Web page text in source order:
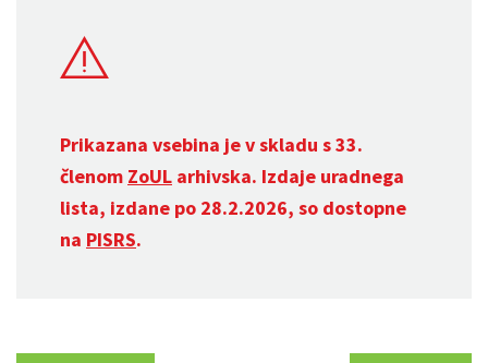
Prikazana vsebina je v skladu s 33.
členom ZoUL arhivska. Izdaje uradnega
lista, izdane po 28.2.2026, so dostopne
na PISRS.